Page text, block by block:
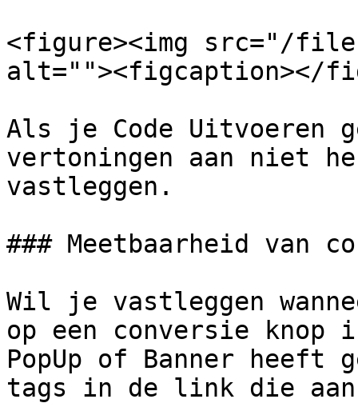
<figure><img src="/files/
alt=""><figcaption></
Als je Code Uitvoeren
vertoningen aan niet
vastleggen.
### Meetbaarheid van
Wil je vastleggen
op een conversie
PopUp of Banner heeft
tags in de link die aan